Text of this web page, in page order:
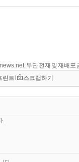
무단 전재 및 재배포
린트 스크랩하기